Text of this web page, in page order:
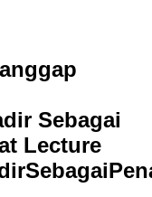
Sebagai
Lecture
irSebagaiPen